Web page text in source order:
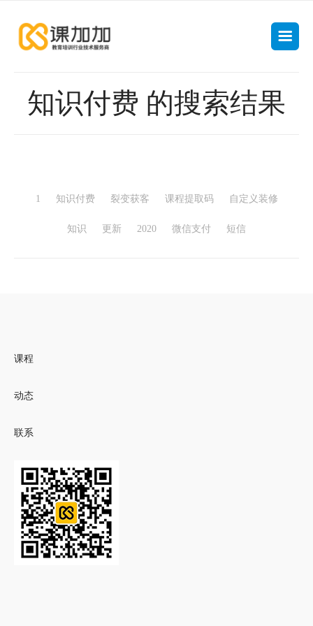
知识付费 的搜索结果
1 知识付费 裂变获客 课程提取码 自定义装修
知识 更新 2020 微信支付 短信
课程
动态
联系